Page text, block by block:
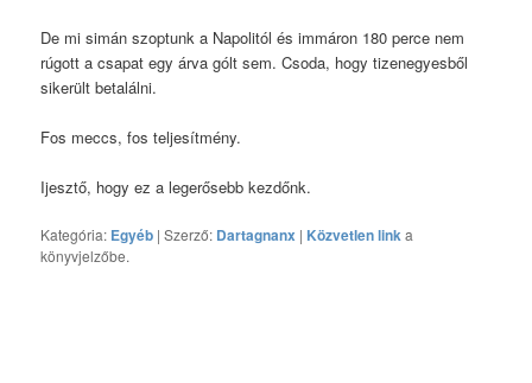
De mi simán szoptunk a Napolitól és immáron 180 perce nem
rúgott a csapat egy árva gólt sem. Csoda, hogy tizenegyesből
sikerült betalálni.
Fos meccs, fos teljesítmény.
Ijesztő, hogy ez a legerősebb kezdőnk.
Kategória: Egyéb | Szerző: Dartagnanx | Közvetlen linka
könyvjelzőbe.